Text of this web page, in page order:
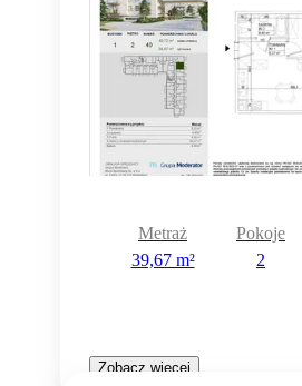
Metraż
39,67 m²
Pokoje
2
Zobacz więcej